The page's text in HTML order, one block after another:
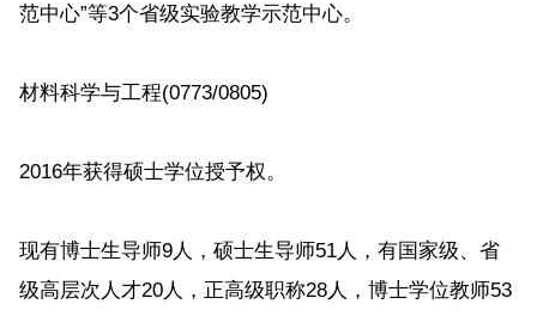
范中心”等3个省级实验教学示范中心。
材料科学与工程(0773/0805)
2016年获得硕士学位授予权。
现有博士生导师9人，硕士生导师51人，有国家级、省
级高层次人才20人，正高级职称28人，博士学位教师53